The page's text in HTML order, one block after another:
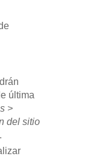
última
>
del sitio